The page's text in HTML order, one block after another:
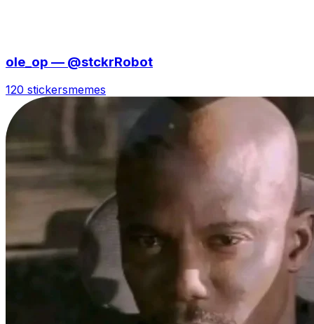
ole_op — @stckrRobot
120 stickersmemes